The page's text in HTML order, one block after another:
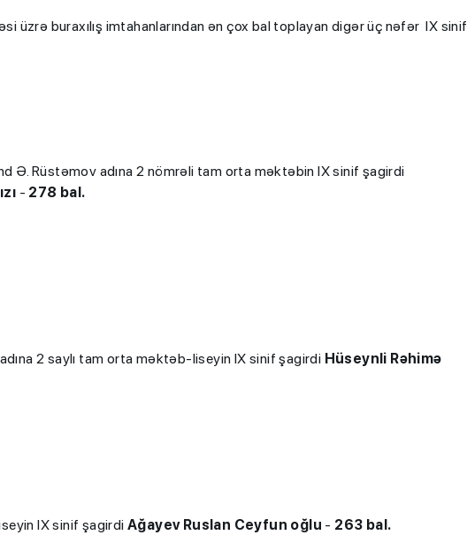
üzrə buraxılış imtahanlarından ən çox bal toplayan digər üç nəfər IX sinif
Ə. Rüstəmov adına 2 nömrəli tam orta məktəbin IX sinif şagirdi
- 278 bal.
2 saylı tam orta məktəb-liseyin IX sinif şagirdi Hüseynli Rəhimə
IX sinif şagirdi Ağayev Ruslan Ceyfun oğlu - 263 bal.